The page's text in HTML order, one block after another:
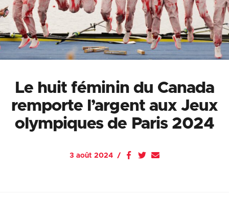
Le huit féminin du Canada
remporte l’argent aux Jeux
olympiques de Paris 2024
3 août 2024